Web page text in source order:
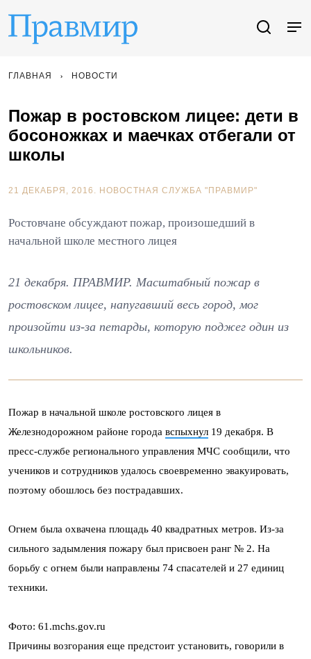
ГЛАВНАЯ НОВОСТИ
Пожар в ростовском лицее: дети в
босоножках и маечках отбегали от
школы
21 ДЕКАБРЯ, 2016. НОВОСТНАЯ СЛУЖБА "ПРАВМИР"
Ростовчане обсуждают пожар, произошедший в
начальной школе местного лицея
21 декабря. ПРАВМИР. Масштабный пожар в
ростовском лицее, напугавший весь город, мог
произойти из-за петарды, которую поджег один из
школьников.
Пожар в начальной школе ростовского лицея в
Железнодорожном районе города вспыхнул 19 декабря. В
пресс-службе регионального управления МЧС сообщили, что
учеников и сотрудников удалось своевременно эвакуировать,
поэтому обошлось без пострадавших.
Огнем была охвачена площадь 40 квадратных метров. Из-за
сильного задымления пожару был присвоен ранг № 2. На
борьбу с огнем были направлены 74 спасателей и 27 единиц
техники.
Фото: 61.mchs.gov.ru
Причины возгорания еще предстоит установить, говорили в